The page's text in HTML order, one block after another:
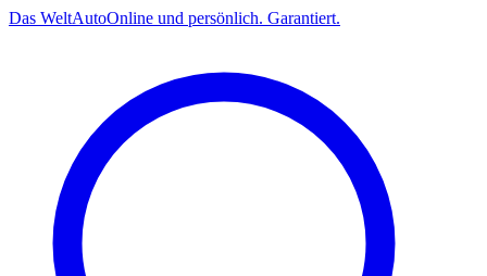
Das WeltAutoOnline und persönlich. Garantiert.